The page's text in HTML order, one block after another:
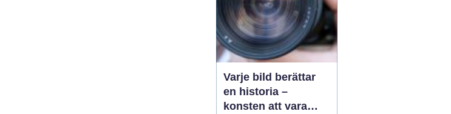
Varje bild berättar
en historia –
konsten att vara